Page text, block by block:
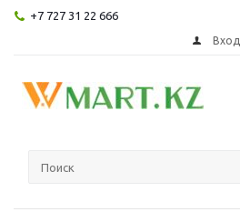
+7 727 31 22 666
Вход